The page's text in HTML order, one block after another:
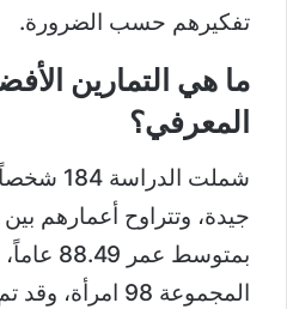
تفكيرهم حسب الضرورة.
ما هي التمارين
المعرفي؟
شملت
بمتوسط
المجموعة 98